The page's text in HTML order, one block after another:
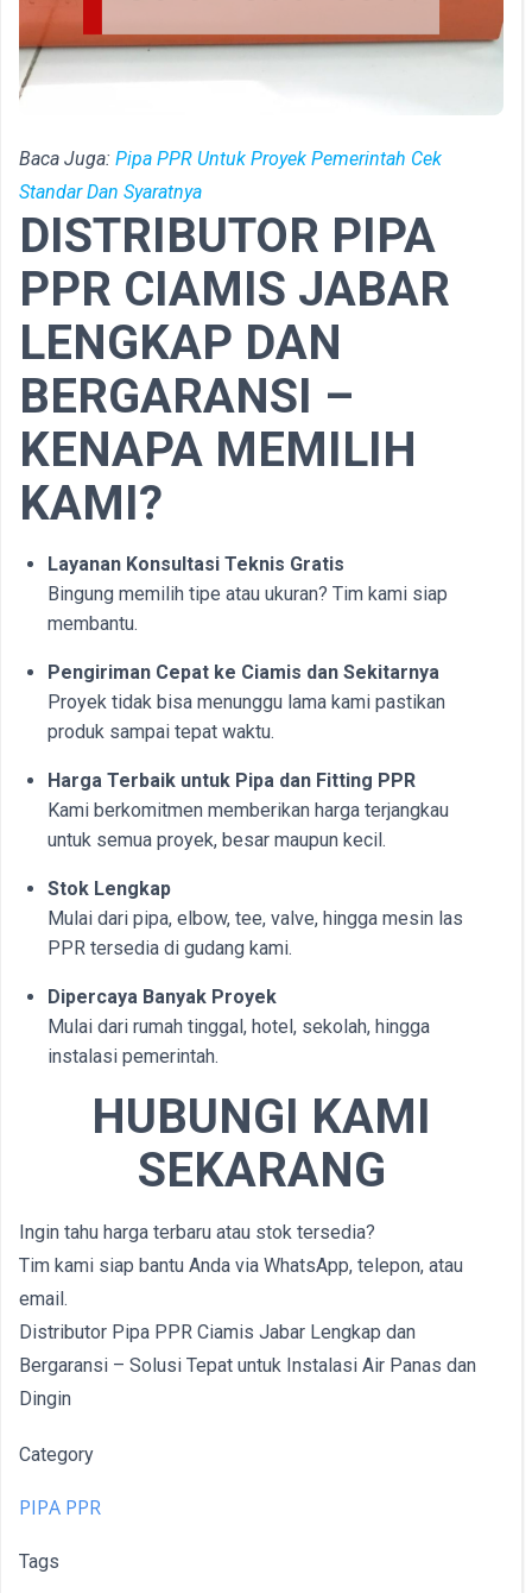
Baca Juga: Pipa PPR Untuk Proyek Pemerintah Cek
Standar Dan Syaratnya
DISTRIBUTOR PIPA
PPR CIAMIS JABAR
LENGKAP DAN
BERGARANSI –
KENAPA MEMILIH
KAMI?
Layanan Konsultasi Teknis Gratis
Bingung memilih tipe atau ukuran? Tim kami siap
membantu.
Pengiriman Cepat ke Ciamis dan Sekitarnya
Proyek tidak bisa menunggu lama kami pastikan
produk sampai tepat waktu.
Harga Terbaik untuk Pipa dan Fitting PPR
Kami berkomitmen memberikan harga terjangkau
untuk semua proyek, besar maupun kecil.
Stok Lengkap
Mulai dari pipa, elbow, tee, valve, hingga mesin las
PPR tersedia di gudang kami.
Dipercaya Banyak Proyek
Mulai dari rumah tinggal, hotel, sekolah, hingga
instalasi pemerintah.
HUBUNGI KAMI
SEKARANG
Ingin tahu harga terbaru atau stok tersedia?
Tim kami siap bantu Anda via WhatsApp, telepon, atau
email.
Distributor Pipa PPR Ciamis Jabar Lengkap dan
Bergaransi – Solusi Tepat untuk Instalasi Air Panas dan
Dingin
Category
PIPA PPR
Tags